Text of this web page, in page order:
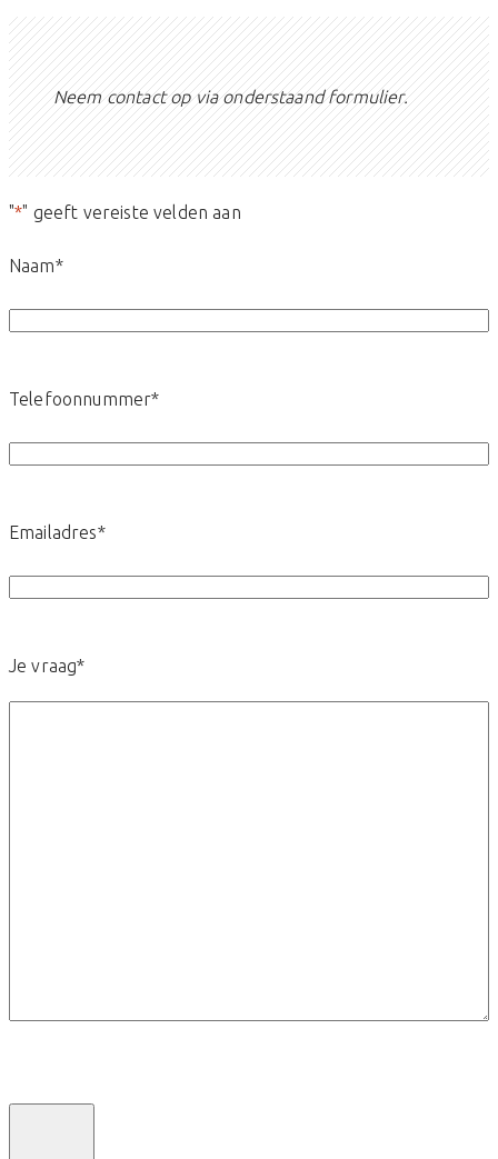
Neem contact op via onderstaand formulier.
"*" geeft vereiste velden aan
Naam*
Telefoonnummer*
Emailadres*
Je vraag*